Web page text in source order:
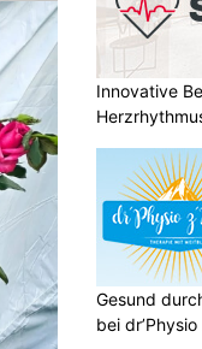
Innovative
Gesund
bei dr’Physio